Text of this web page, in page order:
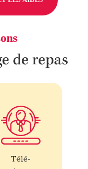
de repas
Télé-